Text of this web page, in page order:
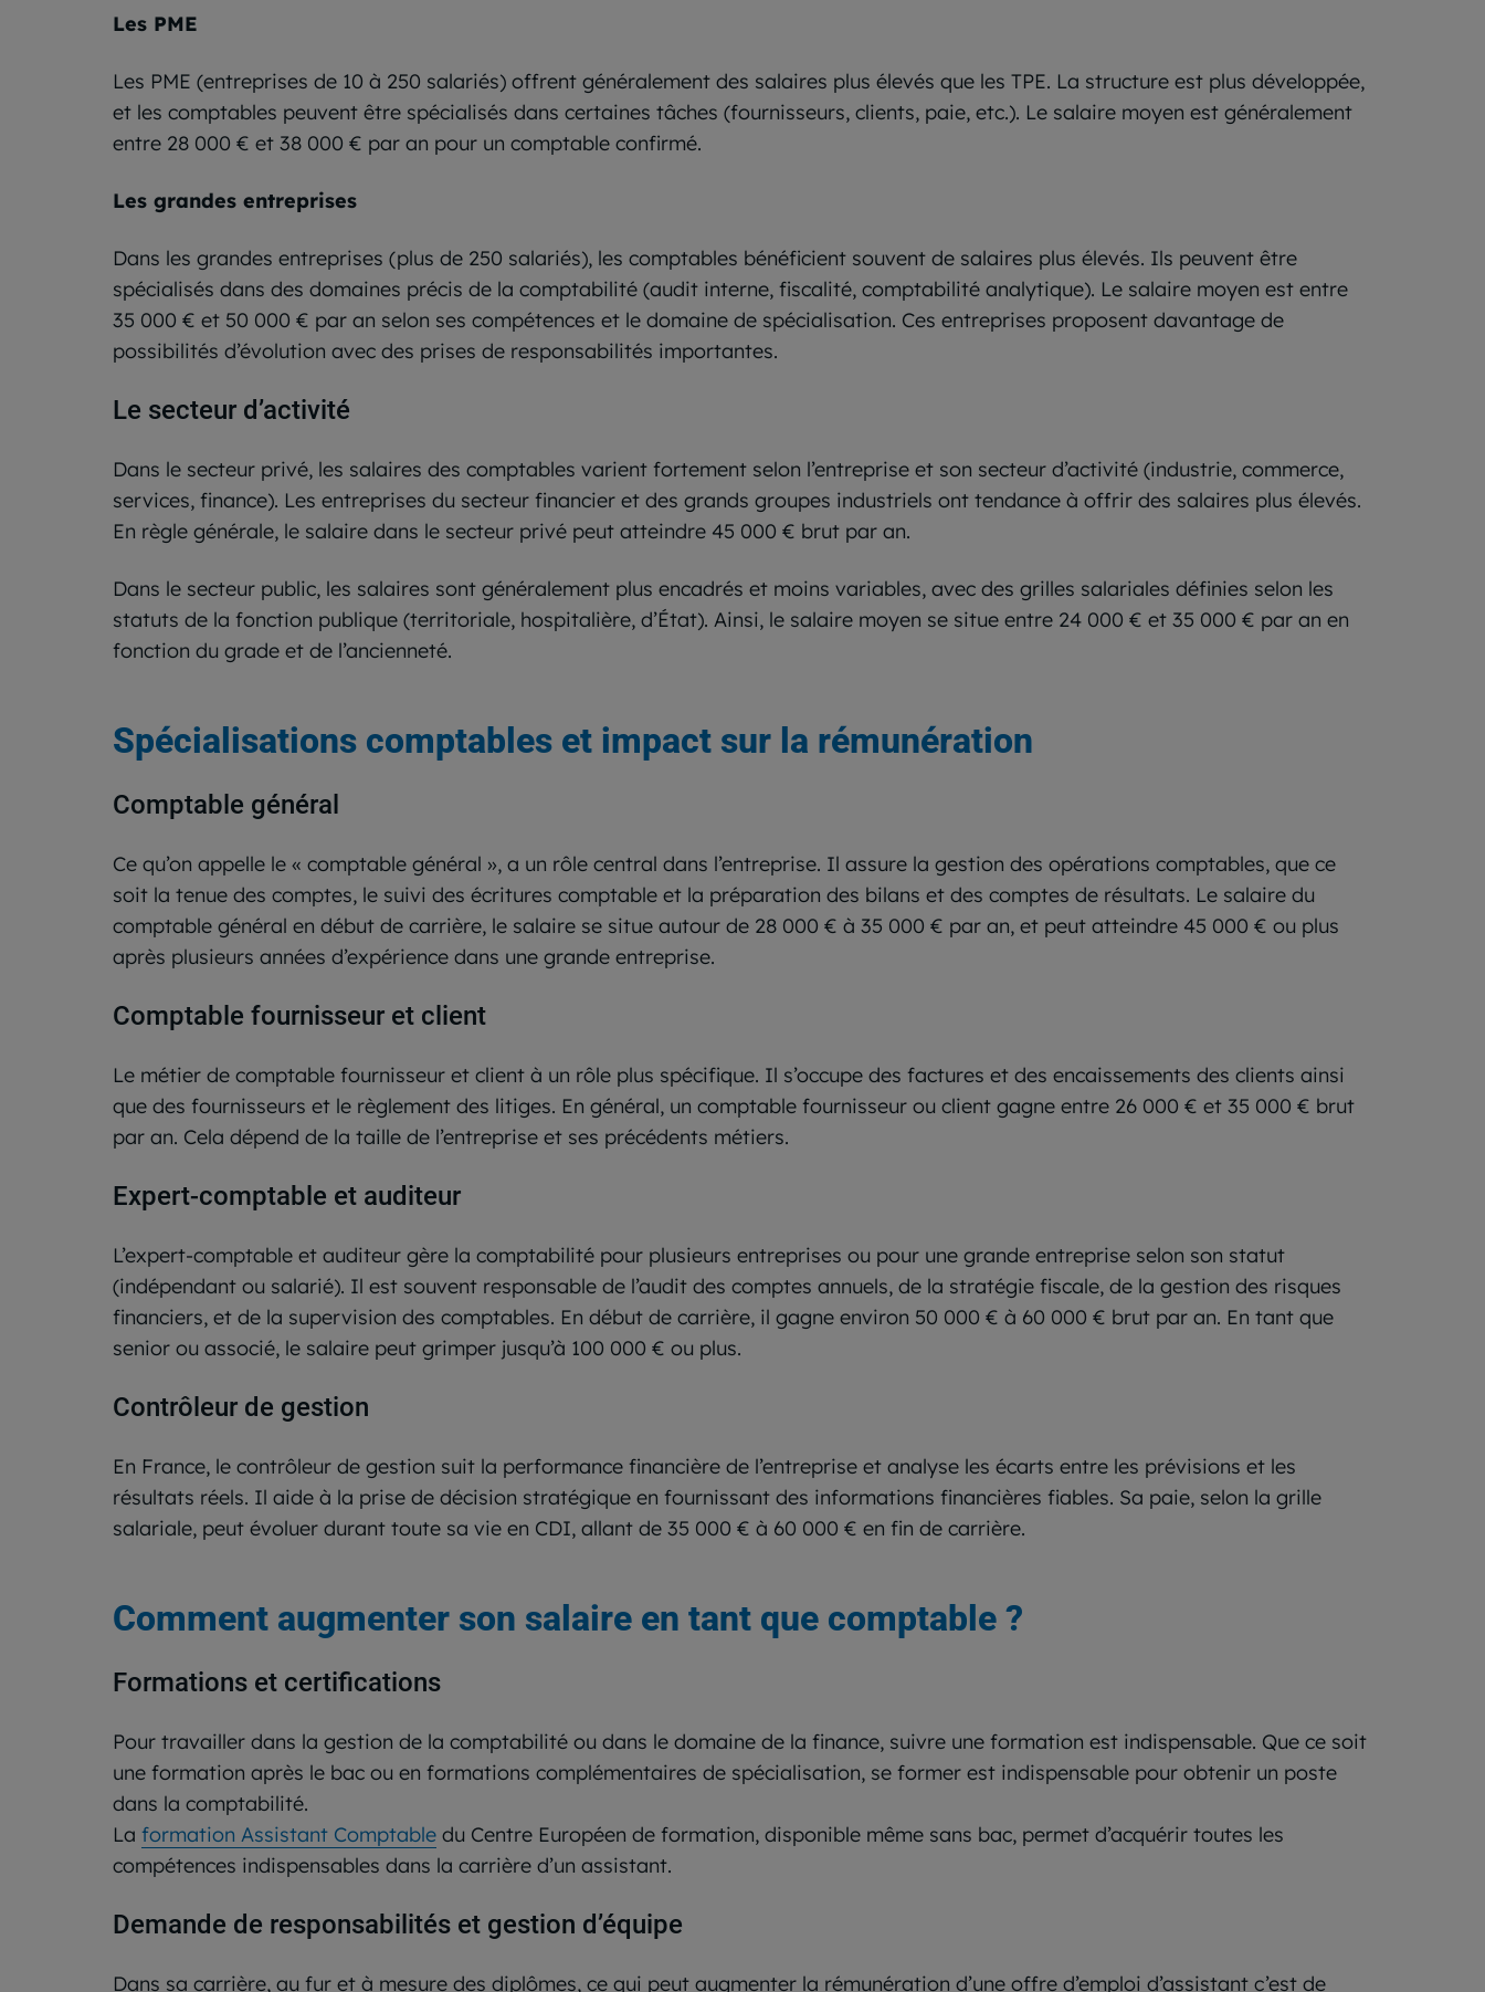
Les PME
Les PME (entreprises de 10 à 250 salariés) offrent généralement des salaires plus élevés que les TPE. La structure est plus développée,
et les comptables peuvent être spécialisés dans certaines tâches (fournisseurs, clients, paie, etc.). Le salaire moyen est généralement
entre 28 000 € et 38 000 € par an pour un comptable confirmé.
Les grandes entreprises
Dans les grandes entreprises (plus de 250 salariés), les comptables bénéficient souvent de salaires plus élevés. Ils peuvent être
spécialisés dans des domaines précis de la comptabilité (audit interne, fiscalité, comptabilité analytique). Le salaire moyen est entre
35 000 € et 50 000 € par an selon ses compétences et le domaine de spécialisation. Ces entreprises proposent davantage de
possibilités d’évolution avec des prises de responsabilités importantes.
Le secteur d’activité
Dans le secteur privé, les salaires des comptables varient fortement selon l’entreprise et son secteur d’activité (industrie, commerce,
services, finance). Les entreprises du secteur financier et des grands groupes industriels ont tendance à offrir des salaires plus élevés.
En règle générale, le salaire dans le secteur privé peut atteindre 45 000 € brut par an.
Dans le secteur public, les salaires sont généralement plus encadrés et moins variables, avec des grilles salariales définies selon les
statuts de la fonction publique (territoriale, hospitalière, d’État). Ainsi, le salaire moyen se situe entre 24 000 € et 35 000 € par an en
fonction du grade et de l’ancienneté.
Spécialisations comptables et impact sur la rémunération
Comptable général
Ce qu’on appelle le « comptable général », a un rôle central dans l’entreprise. Il assure la gestion des opérations comptables, que ce
soit la tenue des comptes, le suivi des écritures comptable et la préparation des bilans et des comptes de résultats. Le salaire du
comptable général en début de carrière, le salaire se situe autour de 28 000 € à 35 000 € par an, et peut atteindre 45 000 € ou plus
après plusieurs années d’expérience dans une grande entreprise.
Comptable fournisseur et client
Le métier de comptable fournisseur et client à un rôle plus spécifique. Il s’occupe des factures et des encaissements des clients ainsi
que des fournisseurs et le règlement des litiges. En général, un comptable fournisseur ou client gagne entre 26 000 € et 35 000 € brut
par an. Cela dépend de la taille de l’entreprise et ses précédents métiers.
Expert-comptable et auditeur
L’expert-comptable et auditeur gère la comptabilité pour plusieurs entreprises ou pour une grande entreprise selon son statut
(indépendant ou salarié). Il est souvent responsable de l’audit des comptes annuels, de la stratégie fiscale, de la gestion des risques
financiers, et de la supervision des comptables. En début de carrière, il gagne environ 50 000 € à 60 000 € brut par an. En tant que
senior ou associé, le salaire peut grimper jusqu’à 100 000 € ou plus.
Contrôleur de gestion
En France, le contrôleur de gestion suit la performance financière de l’entreprise et analyse les écarts entre les prévisions et les
résultats réels. Il aide à la prise de décision stratégique en fournissant des informations financières fiables. Sa paie, selon la grille
salariale, peut évoluer durant toute sa vie en CDI, allant de 35 000 € à 60 000 € en fin de carrière.
Comment augmenter son salaire en tant que comptable ?
Formations et certifications
Pour travailler dans la gestion de la comptabilité ou dans le domaine de la finance, suivre une formation est indispensable. Que ce soit
une formation après le bac ou en formations complémentaires de spécialisation, se former est indispensable pour obtenir un poste
dans la comptabilité.
La formation Assistant Comptable du Centre Européen de formation, disponible même sans bac, permet d’acquérir toutes les
compétences indispensables dans la carrière d’un assistant.
Demande de responsabilités et gestion d’équipe
Dans sa carrière, au fur et à mesure des diplômes, ce qui peut augmenter la rémunération d’une offre d’emploi d’assistant c’est de